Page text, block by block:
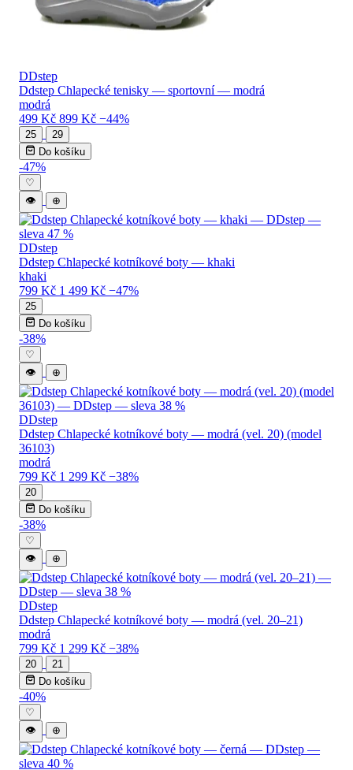
DDstep
Ddstep Chlapecké tenisky — sportovní — modrá
modrá
499 Kč 899 Kč −44%
25
29
Do košíku
-47%
♡
👁
⊕
DDstep
Ddstep Chlapecké kotníkové boty — khaki
khaki
799 Kč 1 499 Kč −47%
25
Do košíku
-38%
♡
👁
⊕
DDstep
Ddstep Chlapecké kotníkové boty — modrá (vel. 20) (model
36103)
modrá
799 Kč 1 299 Kč −38%
20
Do košíku
-38%
♡
👁
⊕
DDstep
Ddstep Chlapecké kotníkové boty — modrá (vel. 20–21)
modrá
799 Kč 1 299 Kč −38%
20
21
Do košíku
-40%
♡
👁
⊕